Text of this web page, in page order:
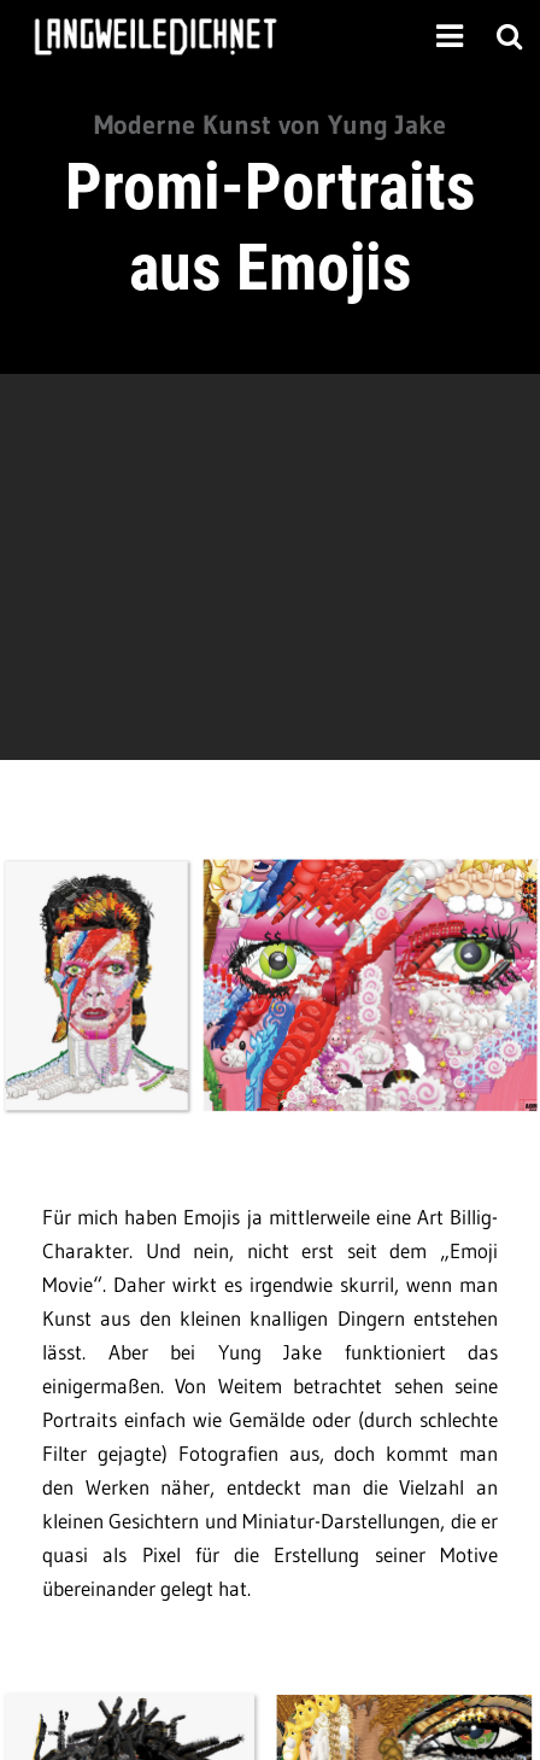
Moderne Kunst von Yung Jake
Promi-Portraits
aus Emojis
Für mich haben Emojis ja mittlerweile eine Art Billig-
Charakter. Und nein, nicht erst seit dem „Emoji
Movie“. Daher wirkt es irgendwie skurril, wenn man
Kunst aus den kleinen knalligen Dingern entstehen
lässt. Aber bei Yung Jake funktioniert das
einigermaßen. Von Weitem betrachtet sehen seine
Portraits einfach wie Gemälde oder (durch schlechte
Filter gejagte) Fotografien aus, doch kommt man
den Werken näher, entdeckt man die Vielzahl an
kleinen Gesichtern und Miniatur-Darstellungen, die er
quasi als Pixel für die Erstellung seiner Motive
übereinander gelegt hat.